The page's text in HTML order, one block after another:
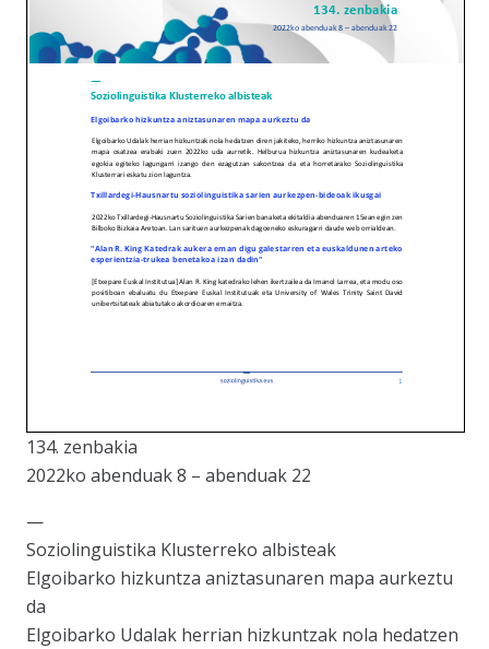
134. zenbakia
2022ko abenduak 8 – abenduak 22
—
Soziolinguistika Klusterreko albisteak
Elgoibarko hizkuntza aniztasunaren mapa aurkeztu
da
Elgoibarko Udalak herrian hizkuntzak nola hedatzen